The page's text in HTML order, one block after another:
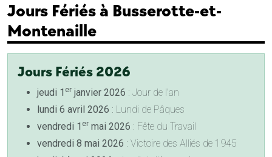
Jours Fériés à Busserotte-et-
Montenaille
Jours Fériés 2026
jeudi 1 er janvier 2026 : Jour de l'an
lundi 6 avril 2026 : Lundi de Pâques
vendredi 1 er mai 2026 : Fête du Travail
vendredi 8 mai 2026 : Victoire des Alliés de 1945